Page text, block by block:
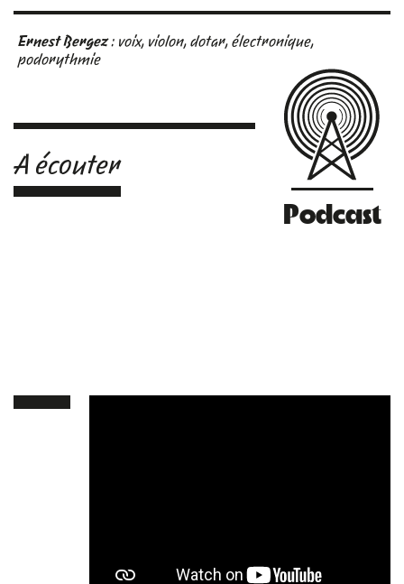
Ernest Bergez: voix, violon, dotar, électronique,
podorythmie
Podcast
A écouter